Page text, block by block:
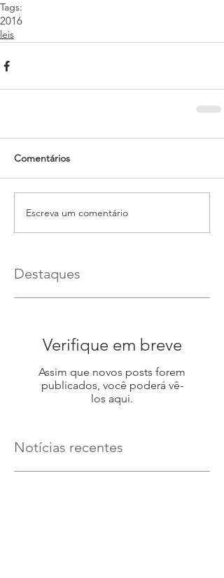
Tags:
2016
leis
Comentários
Escreva um comentário
Destaques
Verifique em breve
Assim que novos posts forem
publicados, você poderá vê-
los aqui.
Notícias recentes